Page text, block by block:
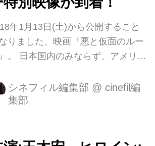
年1月13日(土)から公開すること
りました、映画『悪と仮面のルー
。 日本国内のみならず、アメリカ
ール・ストリート・ジャーナルで
ベストミステリー10小説」に選出さ
”となるために創られた男・久喜文
シネフィル編集部 @ cinefil編
集部